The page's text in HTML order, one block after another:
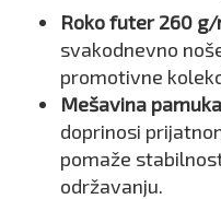
Roko futer 260
svakodnevno
promotivne
Mešavina
doprinosi
pomaže
održavanju.